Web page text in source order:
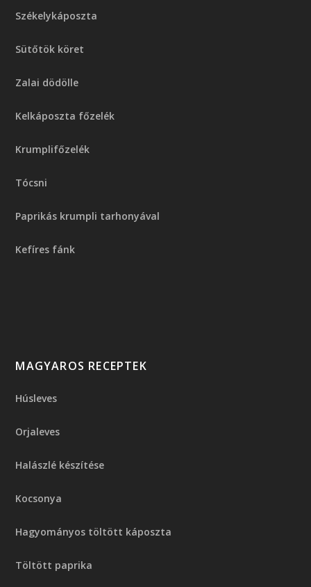
Székelykáposzta
Sütőtök köret
Zalai dödölle
Kelkáposzta főzelék
Krumplifőzelék
Tócsni
Paprikás krumpli tarhonyával
Kefíres fánk
MAGYAROS RECEPTEK
Húsleves
Orjaleves
Halászlé készítése
Kocsonya
Hagyományos töltött káposzta
Töltött paprika